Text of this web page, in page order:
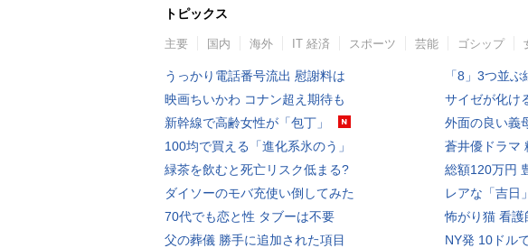
トピックス
主要 国内 海外 IT 経済 スポーツ 芸能 ゴシップ
うっかり電話番号流出 慰謝料は
映画ちいかわ コナン超え期待も
新幹線で高齢女性が「包丁」
100均で買える「進化系氷のう」
緑茶を飲むと死亡リスク低まる?
ダイソーのモバ充使い倒してみた
70代でも恋と性 タブーは不要
父の葬儀 勝手に追加された項目
「8」3つ並
サイゼが化け
外面の良い義
蒼井優ドラマ
総額120万円
レアな「吉日
怖がり猫 看
NY発 10ドル